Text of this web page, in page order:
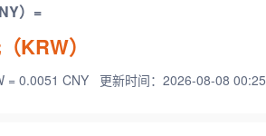
）=
KRW）
= 0.0051 CNY 更新时间：2026-08-08